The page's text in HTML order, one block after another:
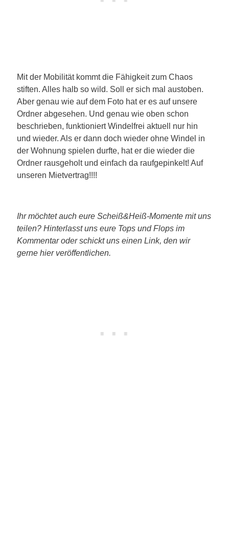
Mit der Mobilität kommt die Fähigkeit zum Chaos
stiften. Alles halb so wild. Soll er sich mal austoben.
Aber genau wie auf dem Foto hat er es auf unsere
Ordner abgesehen. Und genau wie oben schon
beschrieben, funktioniert Windelfrei aktuell nur hin
und wieder. Als er dann doch wieder ohne Windel in
der Wohnung spielen durfte, hat er die wieder die
Ordner rausgeholt und einfach da raufgepinkelt! Auf
unseren Mietvertrag!!!!
Ihr möchtet auch eure Scheiß&Heiß-Momente mit uns
teilen? Hinterlasst uns eure Tops und Flops im
Kommentar oder schickt uns einen Link, den wir
gerne hier veröffentlichen.